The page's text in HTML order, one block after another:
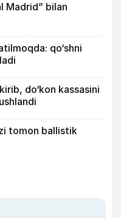
Madrid” bilan
qo‘shni
do‘kon kassasini
tomon ballistik